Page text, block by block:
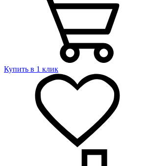
Купить в 1 клик